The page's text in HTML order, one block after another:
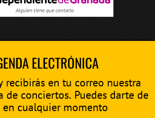
ELECTRÓNICA
recibirás en tu correo nuestra
de conciertos. Puedes darte de
en cualquier momento